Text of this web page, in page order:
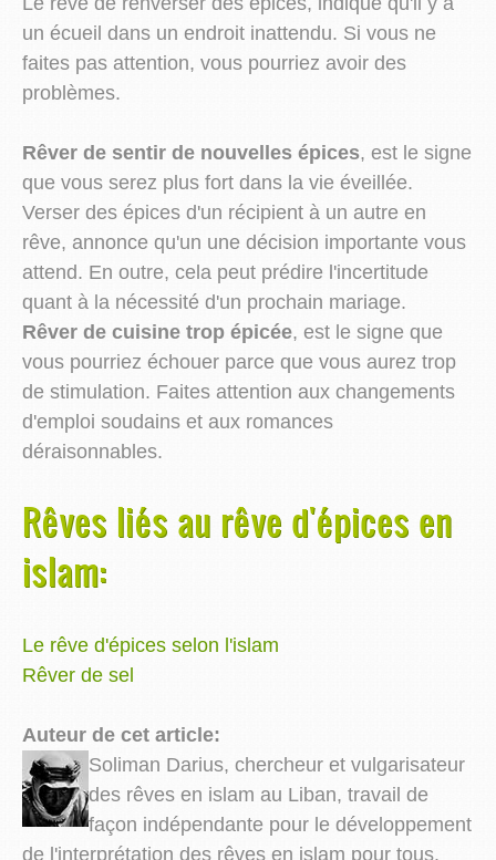
un écueil dans un endroit inattendu. Si vous ne
faites pas attention, vous pourriez avoir des
problèmes.
Rêver de sentir de nouvelles épices, est le signe
que vous serez plus fort dans la vie éveillée.
Verser des épices d'un récipient à un autre en
rêve, annonce qu'un une décision importante vous
attend. En outre, cela peut prédire l'incertitude
quant à la nécessité d'un prochain mariage.
Rêver de cuisine trop épicée, est le signe que
vous pourriez échouer parce que vous aurez trop
de stimulation. Faites attention aux changements
d'emploi soudains et aux romances
déraisonnables.
Rêves liés au rêve d'épices en
islam:
Le rêve d'épices selon l'islam
Rêver de sel
Auteur de cet article:
Soliman Darius, chercheur et vulgarisateur
des rêves en islam au Liban, travail de
façon indépendante pour le développement
de l'interprétation des rêves en islam pour tous.